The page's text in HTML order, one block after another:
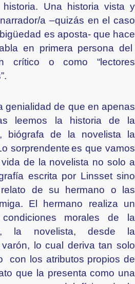
Una historia vista y
a –quizás en el caso
es aposta- que hace
en primera persona del
crítico o como “lectores
genialidad de que en apenas
leemos la historia de la
biógrafa de la novelista la
sorprendente es que vamos
de la novelista no solo a
escrita por Linsset sino
de su hermano o las
El hermano realiza un
morales de la
la novelista, desde la
lo cual deriva tan solo
con los atributos propios de
que la presenta como una